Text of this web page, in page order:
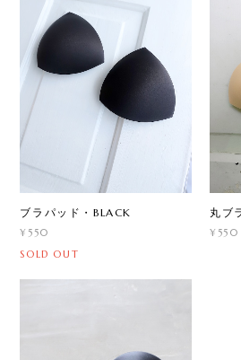
ブラパッド・BLACK
¥550
SOLD OUT
丸ブ
¥550